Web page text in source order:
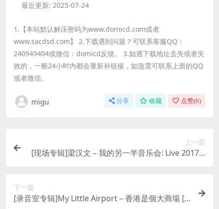
最近更新: 2025-07-24
1.【本站默认解压密码为www.domicd.com或者
www.sacdsd.com】 2.下载遇到问题？可联系客服QQ：
240949404或微信：domicd反馈。 3.如遇下载地址丢失或者失
效的，一般24小时内都会重新补链接，如急需可联系上面的QQ
或者微信。
migu 分享 收藏 点赞(0)
上一篇
[现场专辑]梁汉文 – 我的另一半音乐会: Live 2017 [i
下一篇
[录音室专辑]My Little Airport – 香港是個大商場 [iT